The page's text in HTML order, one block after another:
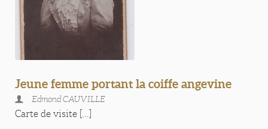
Jeune femme portant la coiffe angevine
Edmond CAUVILLE
Carte de visite [...]